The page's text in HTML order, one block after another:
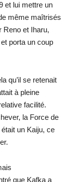
et lui mettre un
même maîtrisés
Reno et Iharu,
porta un coup
qu’il se retenait
à pleine
facilité.
la Force de
un Kaiju, ce
que Kafka a